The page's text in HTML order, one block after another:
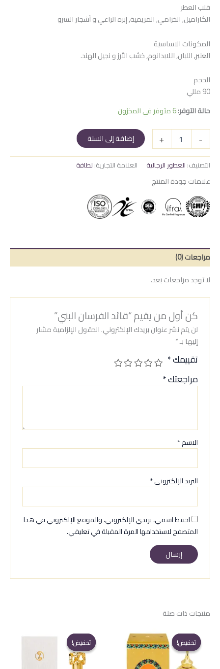
قلب العطر
الكاراميل, الخزامي, المريمية, إبره الراعي و أشجار السرو
المكونات الاساسية
العنبر, اللبان, اللابدانوم, خشب الأرز و نجيل الهند.
الحجم
90 مللي
حالة التوفر:6 متوفر في المخزون
-
كمية
قائد
الفرسان
البني
+ إضافة إلى السلة
التصنيف: العطور الرجالية العلامة التجارية: لطافة
علامات جودة المنتج
مراجعات (0)
لا توجد مراجعات بعد.
كن أول من يقيم “قائد الفرسان البني”
لن يتم نشر عنوان بريدك الإلكتروني.الحقول الإلزامية مشار
إليها بـ*
تقييمك*
مراجعتك*
الاسم*
البريد الإلكتروني*
احفظ اسمي، بريدي الإلكتروني، والموقع الإلكتروني في هذا
المتصفح لاستخدامها المرة المقبلة في تعليقي.
منتجات ذات صلة
تخفيض!
تخفيض! تخفيض!
تخفيض!